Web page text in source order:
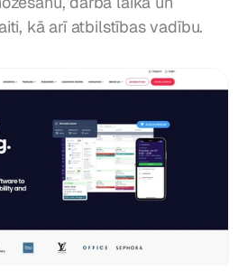
kā arī atbilstības vadību.